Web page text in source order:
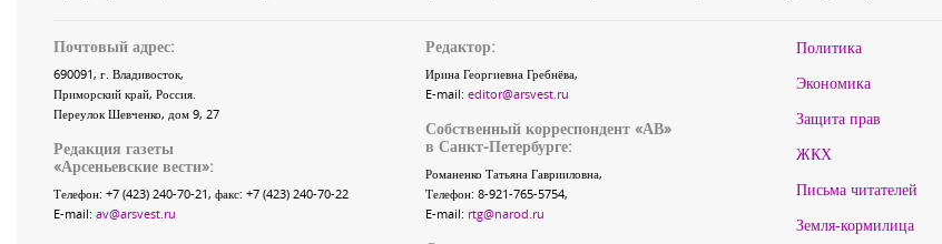
Почтовый адрес:
690091, г. Владивосток,
Приморский край, Россия.
Переулок Шевченко, дом 9, 27
Редакция газеты
«Арсеньевские вести»:
Телефон: +7 (423) 240-70-21, факс: +7 (423) 240-70-22
E-mail: av@arsvest.ru
Редактор:
Ирина Георгиевна Гребнёва,
E-mail: editor@arsvest.ru
Собственный корреспондент «АВ»
в Санкт-Петербурге:
Романенко Татьяна Гаврииловна,
Телефон: 8-921-765-5754,
E-mail: rtg@narod.ru
Политика
Экономика
Защита прав
ЖКХ
Письма читателей
Земля-кормилица